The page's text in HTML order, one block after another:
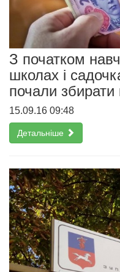
З початком
школах і
почали збирати
15.09.16 09:48
Детальніше